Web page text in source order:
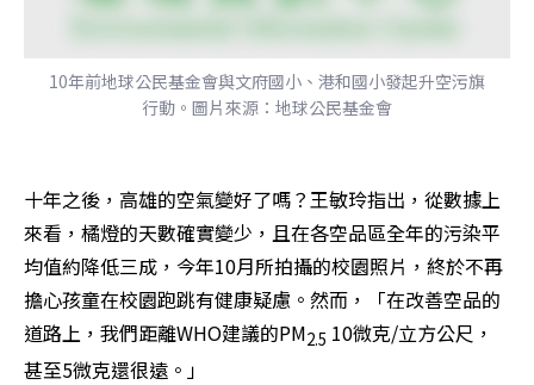
10年前地球公民基金會與文府國小、港和國小發起升空污旗
行動。圖片來源：地球公民基金會
十年之後，高雄的空氣變好了嗎？王敏玲指出，從數據上
來看，橘燈的天數確實變少，且在各空品區全年的污染平
均值約降低三成，今年10月所拍攝的校園照片，終於不再
擔心孩童在校園跑跳有健康疑慮。然而，「在改善空品的
道路上，我們距離WHO建議的PM2.5 10微克/立方公尺，
甚至5微克還很遠。」